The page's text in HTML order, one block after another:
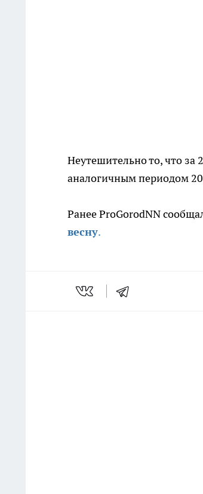
Неутешительно то, что
аналогичным периодом
Ранее ProGorodNN
весну.